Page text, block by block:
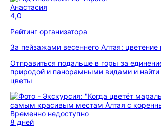
Анастасия
4,0
Рейтинг организатора
За пейзажами весеннего Алтая:
Отправиться подальше в горы за
природой и панорамными видами и
цветы
Временно недоступно
8 дней